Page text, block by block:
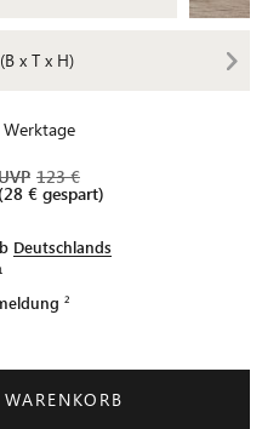
x T x H)
123 €
(28 € gespart)
Deutschlands